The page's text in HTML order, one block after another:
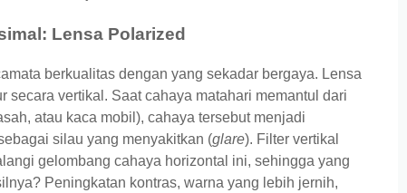
Lensa Polarized
berkualitas dengan yang sekadar bergaya. Lensa
vertikal. Saat cahaya matahari memantul dari
atau kaca mobil), cahaya tersebut menjadi
silau yang menyakitkan (glare). Filter vertikal
gelombang cahaya horizontal ini, sehingga yang
Peningkatan kontras, warna yang lebih jernih,